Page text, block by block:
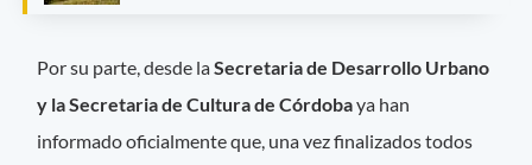
Por su parte, desde laSecretaria de Desarrollo Urbano
y la Secretaria de Cultura de Córdobaya han
informado oficialmente que, una vez finalizados todos